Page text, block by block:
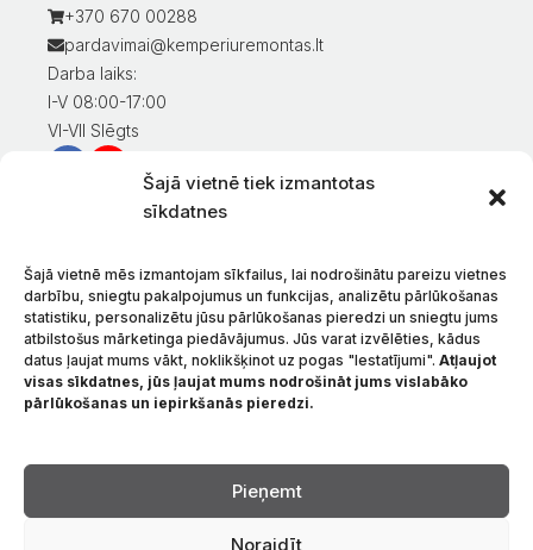
Šajā vietnē tiek izmantotas
sīkdatnes
Šajā vietnē mēs izmantojam sīkfailus, lai nodrošinātu pareizu vietnes
darbību, sniegtu pakalpojumus un funkcijas, analizētu pārlūkošanas
statistiku, personalizētu jūsu pārlūkošanas pieredzi un sniegtu jums
atbilstošus mārketinga piedāvājumus. Jūs varat izvēlēties, kādus
datus ļaujat mums vākt, noklikšķinot uz pogas "Iestatījumi". Atļaujot
visas sīkdatnes, jūs ļaujat mums nodrošināt jums vislabāko
pārlūkošanas un iepirkšanās pieredzi.
Pieņemt
Noraidīt
+370 670 00288
pardavimai@kemperiuremontas.lt
Darba laiks:
I-V 08:00-17:00
VI-VII Slēgts
Informācija klientiem
Preču piegāde
Preču atgriešana
Nosacījumi un noteikumi
Konfidencialitātes politika
Par mums
Valoda